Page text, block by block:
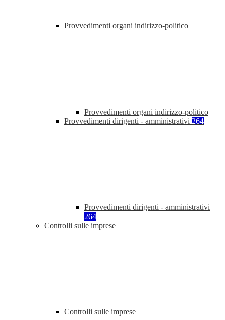
Provvedimenti organi indirizzo-politico
Provvedimenti organi indirizzo-politico
Provvedimenti dirigenti - amministrativi 264
Provvedimenti dirigenti - amministrativi
264
Controlli sulle imprese
Controlli sulle imprese